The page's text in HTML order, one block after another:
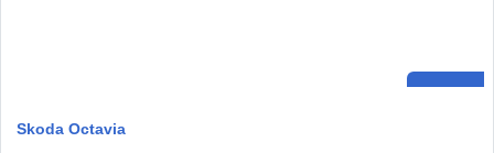
Skoda Octavia